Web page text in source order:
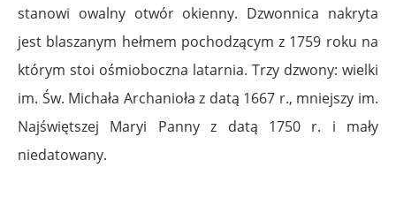
stanowi owalny otwór okienny. Dzwonnica nakryta
jest blaszanym hełmem pochodzącym z 1759 roku na
którym stoi ośmioboczna latarnia. Trzy dzwony: wielki
im. Św. Michała Archanioła z datą 1667 r., mniejszy im.
Najświętszej Maryi Panny z datą 1750 r. i mały
niedatowany.